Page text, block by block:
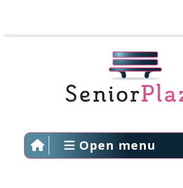
Open menu